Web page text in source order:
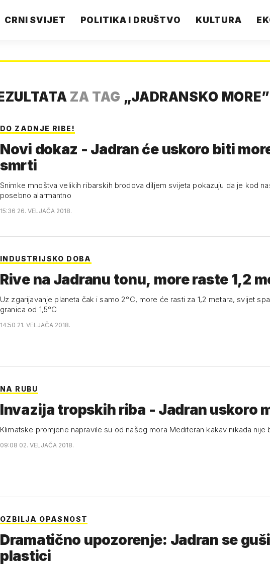
CRNI SVIJET POLITIKA I DRUŠTVO KULTURA
ZA TAG „JADRANSKO MORE”
DO ZADNJE RIBE!
Novi dokaz - Jadran će uskoro biti
smrti
Snimke mnoštva velikih ribarskih brodova diljem svijeta pokazuju da je kod
posebno alarmantno
15:36 26. VELJAČA 2018.
INDUSTRIJSKO DOBA
Rive na Jadranu tonu, more raste 1,2
Uz zgarijavanje planeta čak i samo 2°C, more će rasti za 1,2 metara, svijet spašava samo
granica od 1,5°C
14:50 21. VELJAČA 2018.
NA RUBU
Invazija tropskih riba - Jadran uskoro
Klimatske promjene napravile su od našeg mora Mediteran kakav nikada nije
09:08 02. VELJAČA 2018.
OZBILJA OPASNOST
Dramatično upozorenje: Jadran se
plastici